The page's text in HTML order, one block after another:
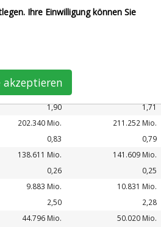
89.327 Mio.
1,90 1,71
202.340 Mio. 211.252 Mio.
0,83 0,79
138.611 Mio. 141.609 Mio.
0,26 0,25
9.883 Mio. 10.831 Mio.
2,50 2,28
44.796 Mio. 50.020 Mio.
Ihre Einwilligung können Sie
akzeptieren